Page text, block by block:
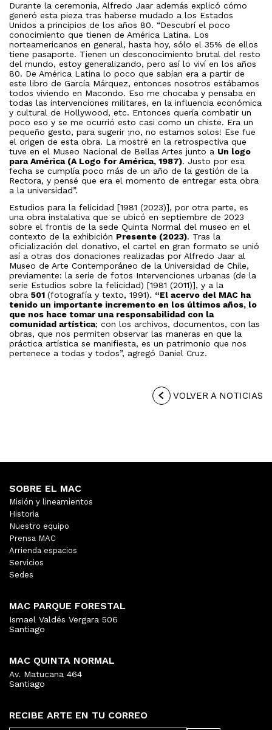
Durante la ceremonia, Alfredo Jaar además explicó cómo
generó esta pieza tras haberse mudado a los Estados
Unidos a principios de los años 80. “Descubrí el poco
conocimiento que tienen de América Latina. Los
norteamericanos en general, hasta hoy, sólo el 35% de ellos
tiene pasaporte. Tienen un desconocimiento brutal del resto
del mundo, estoy generalizando, pero así lo viví en los años
80. De América Latina lo poco que sabían era a partir de
este libro de García Márquez, entonces nosotros estábamos
todos viviendo en Macondo. Eso me chocaba y pensaba en
todas las intervenciones militares, en la influencia económica
y cultural de Hollywood, etc. Entonces quería combatir un
poco eso y se me ocurrió esto casi como un chiste. Era un
pequeño gesto, para sugerir ¡no, no estamos solos! Ese fue
el origen de esta obra. La mostré en la retrospectiva que
tuve en el Museo Nacional de Bellas Artes junto a Un logo
para América (A Logo for América, 1987). Justo por esa
fecha se cumplía poco más de un año de la gestión de la
Rectora, y pensé que era el momento de entregar esta obra
a la universidad”.
Estudios para la felicidad [1981 (2023)], por otra parte, es
una obra instalativa que se ubicó en septiembre de 2023
sobre el frontis de la sede Quinta Normal del museo en el
contexto de la exhibición Presente (2023). Tras la
oficialización del donativo, el cartel en gran formato se unió
así a otras dos donaciones realizadas por Alfredo Jaar al
Museo de Arte Contemporáneo de la Universidad de Chile,
previamente: la serie de fotos Intervenciones urbanas (de la
serie Estudios sobre la felicidad) [1981 (2011)], y a la
obra 501 (fotografía y texto, 1991). “El acervo del MAC ha
tenido un importante incremento en los últimos años, lo
que nos hace tomar una responsabilidad con la
comunidad artística; con los archivos, documentos, con las
obras, que nos permiten observar las maneras en que la
práctica artística se manifiesta, es un patrimonio que nos
pertenece a todas y todos”, agregó Daniel Cruz.
VOLVER A NOTICIAS
RECIBE ARTE EN TU CORREO
SOBRE EL MAC
Misión y lineamientos
Historia
Nuestro equipo
Prensa MAC
Arrienda espacios
Servicios
Sedes
MAC PARQUE FORESTAL
Ismael Valdés Vergara 506
Santiago
MAC QUINTA NORMAL
Av. Matucana 464
Santiago